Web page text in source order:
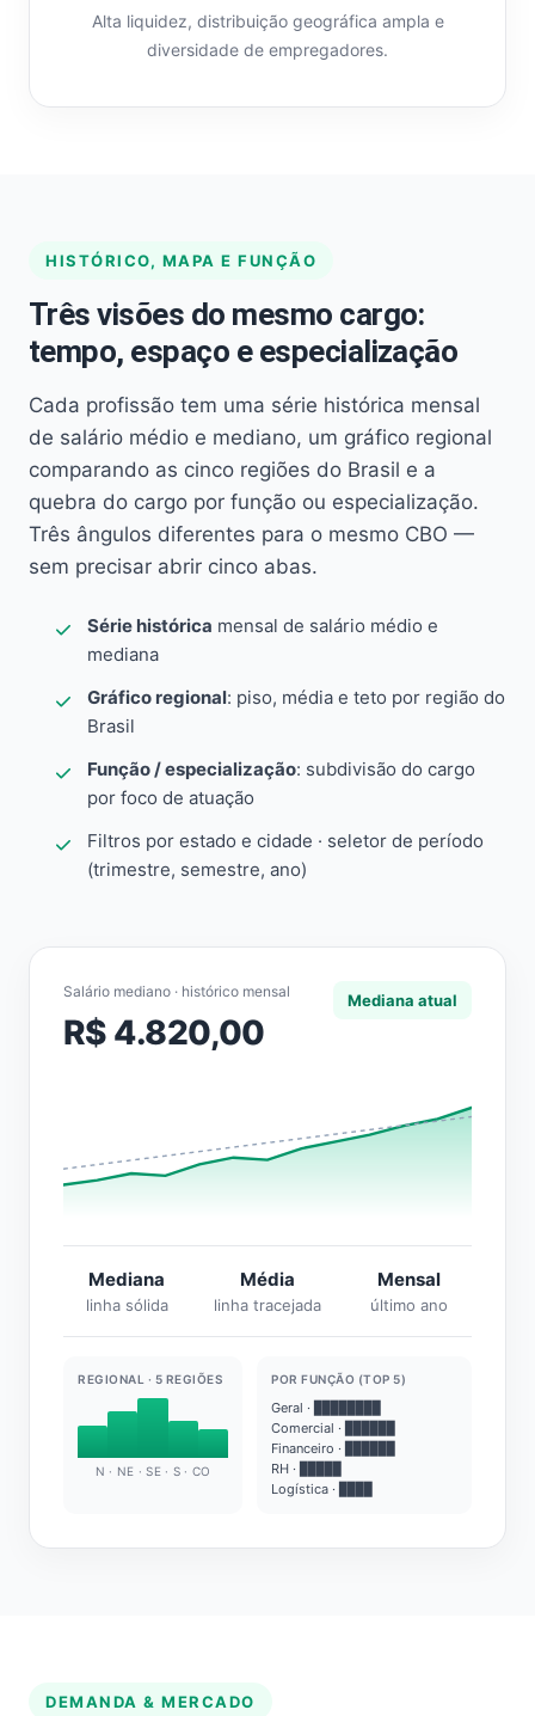
Alta liquidez, distribuição geográfica ampla e
diversidade de empregadores.
HISTÓRICO, MAPA E FUNÇÃO
Três visões do mesmo cargo:
tempo, espaço e especialização
Cada profissão tem uma série histórica mensal
de salário médio e mediano, um gráfico regional
comparando as cinco regiões do Brasil e a
quebra do cargo por função ou especialização.
Três ângulos diferentes para o mesmo CBO —
sem precisar abrir cinco abas.
Série histórica mensal de salário médio e
mediana
Gráfico regional: piso, média e teto por região do
Brasil
Função / especialização: subdivisão do cargo
por foco de atuação
Filtros por estado e cidade · seletor de período
(trimestre, semestre, ano)
Salário mediano · histórico mensal
R$ 4.820,00
Mediana atual
Mediana
linha sólida
Média
linha tracejada
Mensal
último ano
REGIONAL · 5 REGIÕES
N · NE · SE · S · CO
POR FUNÇÃO (TOP 5)
Geral · ████████
Comercial · ██████
Financeiro · ██████
RH · █████
Logística · ████
DEMANDA & MERCADO